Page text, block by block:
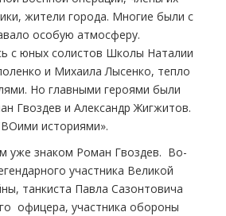
жители города. Многие были с
особую атмосферу.
с юных солистов Школы Наталии
и Михаила Лысенко, тепло
Но главными героями были
Гвоздев и Александр Жигжитов.
историями».
уже знаком Роман Гвоздев. Во-
участника Великой
танкиста Павла Сазонтовича
офицера, участника обороны